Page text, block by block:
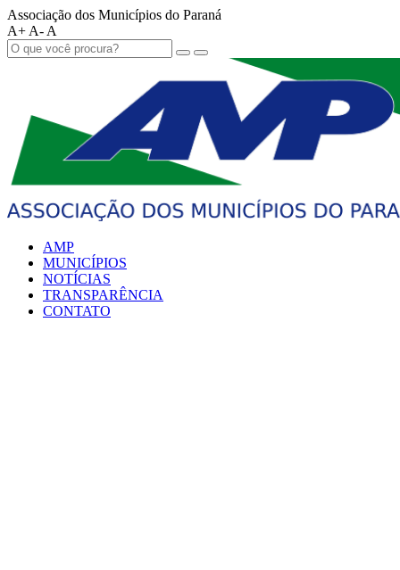
Associação dos Municípios do Paraná
A+ A- A
AMP
MUNICÍPIOS
NOTÍCIAS
TRANSPARÊNCIA
CONTATO